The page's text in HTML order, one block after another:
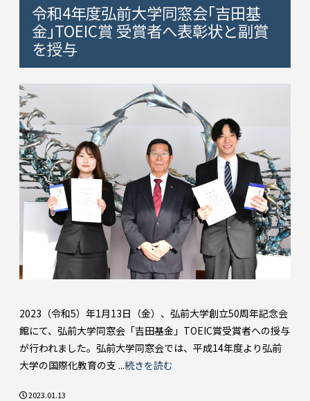
令和4年度弘前大学同窓会｢吉田基
金｣TOEIC賞 受賞者へ表彰状と副賞
を授与
2023（令和5）年1月13日（金）、弘前大学創立50周年記念会
館にて、弘前大学同窓会「吉田基金」TOEIC賞受賞者への授与
が行われました。弘前大学同窓会では、平成14年度より弘前
大学の国際化教育の支 ...続きを読む
2023.01.13